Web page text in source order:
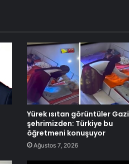
Yürek ısıtan görüntüler Gazi
şehrimizden: Türkiye bu
öğretmeni konuşuyor
Ağustos 7, 2026